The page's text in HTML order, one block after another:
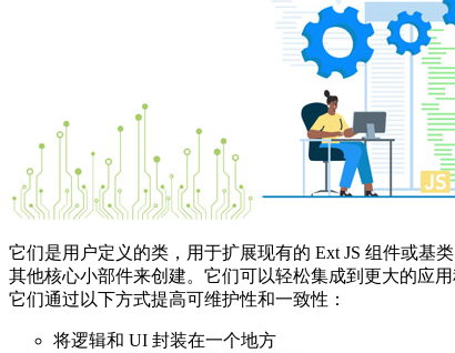
它们是用户定义的类，用于扩展现有的 Ext JS 组件或基
其他核心小部件来创建。它们可以轻松集成到更大的应用
它们通过以下方式提高可维护性和一致性：
将逻辑和 UI 封装在一个地方